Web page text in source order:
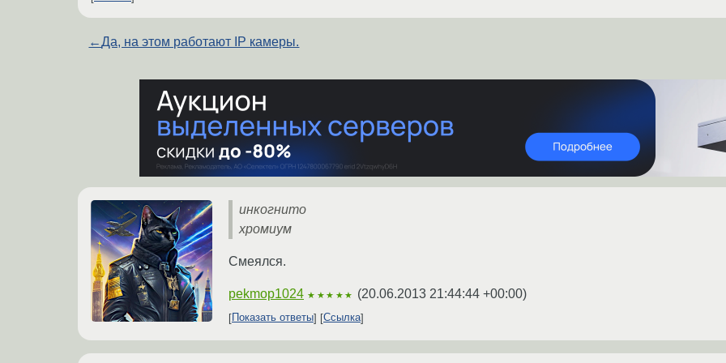
←Да, на этом работают IP камеры.
инкогнито
хромиум
Смеялся.
pekmop1024 ★★★★★ (20.06.2013 21:44:44 +00:00)
Показать ответы Ссылка